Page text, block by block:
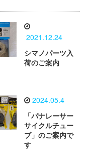
2021.12.24
シマノパーツ入
荷のご案内
2024.05.4
「パナレーサー
サイクルチュー
ブ」のご案内で
す